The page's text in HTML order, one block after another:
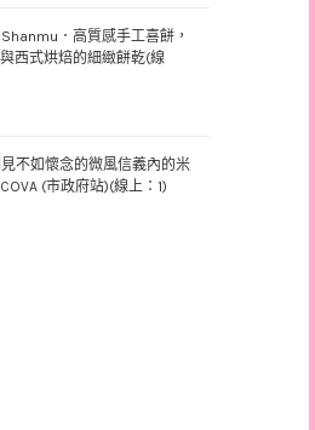
．高質感手工喜餅，
西式烘焙的細緻餅乾(線
不如懷念的微風信義內的米
(市政府站)(線上：1)